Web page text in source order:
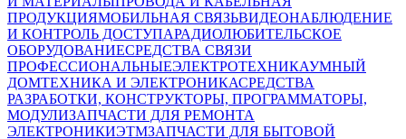
ПРОДУКЦИЯМОБИЛЬНАЯ СВЯЗЬВИДЕОНАБЛЮДЕНИЕ
И КОНТРОЛЬ ДОСТУПАРАДИОЛЮБИТЕЛЬСКОЕ
ОБОРУДОВАНИЕСРЕДСТВА СВЯЗИ
ПРОФЕССИОНАЛЬНЫЕЭЛЕКТРОТЕХНИКАУМНЫЙ
ДОМТЕХНИКА И ЭЛЕКТРОНИКАСРЕДСТВА
РАЗРАБОТКИ, КОНСТРУКТОРЫ, ПРОГРАММАТОРЫ,
МОДУЛИЗАПЧАСТИ ДЛЯ РЕМОНТА
ЭЛЕКТРОНИКИЭТМЗАПЧАСТИ ДЛЯ БЫТОВОЙ